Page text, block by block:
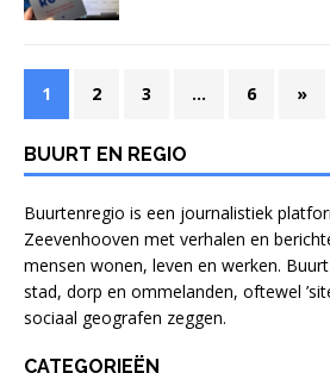
1 2 3 … 6 »
BUURT EN REGIO
Buurtenregio is een journalistiek
Zeevenhooven met verhalen en
mensen wonen, leven en werken.
stad, dorp en ommelanden, oftewel
sociaal geografen zeggen.
CATEGORIEËN